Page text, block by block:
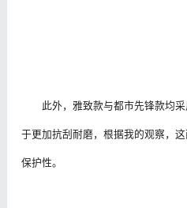
此外，雅致款与都市先锋款均
于更加抗刮耐磨，根据我的观察，
保护性。